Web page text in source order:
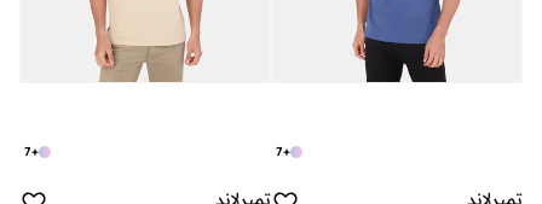
+
7
تمبرلاند
+
7
تمبرلاند